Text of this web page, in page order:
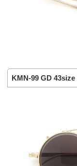
KMN-99 GD